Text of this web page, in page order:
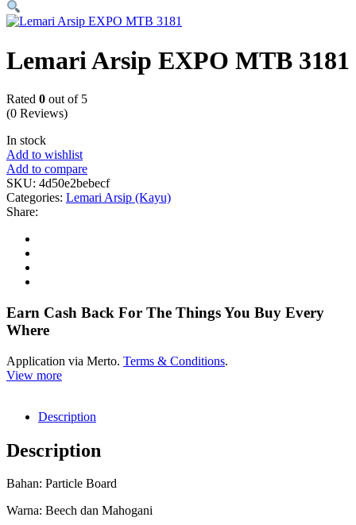
Lemari Arsip EXPO MTB 3181
Rated 0 out of 5
(0 Reviews)
In stock
Add to wishlist
Add to compare
SKU: 4d50e2bebecf
Categories: Lemari Arsip (Kayu)
Share:
Earn Cash Back For The Things You Buy Every
Where
Application via Merto. Terms & Conditions.
View more
Description
Description
Bahan: Particle Board
Warna: Beech dan Mahogani